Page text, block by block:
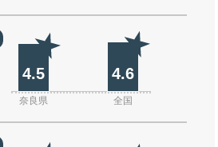
4.5 4.6
奈良県 全国